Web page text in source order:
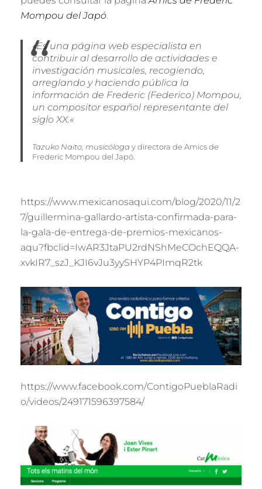
Mompou del Japó.
«Es una página web especialista en
contribuir al desarrollo de actividades e
investigación musicales, recogiendo,
arreglando y haciendo pública la
información de Frederic (Federico) Mompou,
un compositor español representante del
siglo XX.«
Tazuko Naito, musicóloga y directora de Amics de
Frederic Mompou del Japó.
https://www.mexicanosaqui.com/blog/2020/11/2
7/guillermina-gallardo-artista-confirmada-para-
la-gala-de-entrega-de-premios-mexicanos-
aqu?fbclid=IwAR3JtaPU2rdNShMeCOchEQQA-
xvkIR7_szJ_KJI6vJu3yySHYP4PImqR2tk
https://www.facebook.com/ContigoPueblaRadi
o/videos/249171596397584/